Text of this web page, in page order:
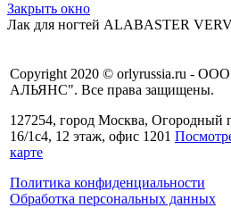
Закрыть окно
Лак для ногтей ALABASTER
Copyright 2020 © orlyrussia.ru -
АЛЬЯНС". Все права защищены.
127254, город Москва, Огородный
16/1с4, 12 этаж, офис 1201
карте
Политика конфиденциальности
Обработка персональных данных